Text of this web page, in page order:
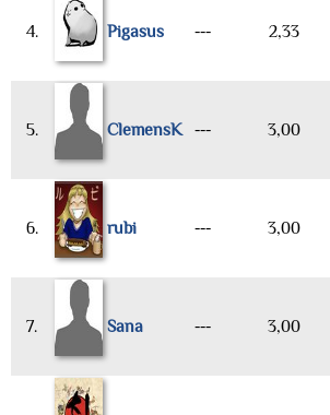
4. Pigasus --- 2,33
5. ClemensK --- 3,00
6. rubi --- 3,00
7. Sana --- 3,00